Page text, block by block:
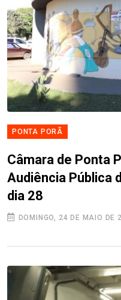
PONTA PORÃ
Câmara de Ponta
Audiência Pública
dia 28
DOMINGO, 24 DE MAIO DE